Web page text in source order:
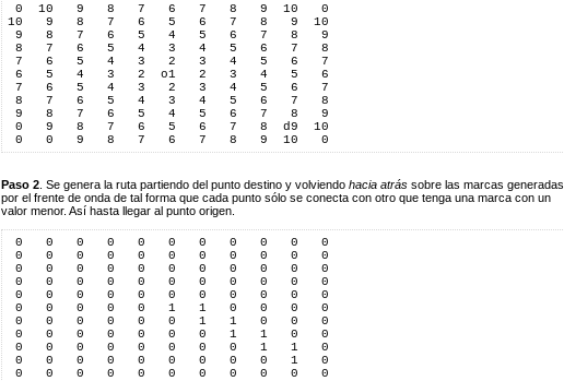
0  10   9   8   7   6   7   8   9  10   0
10   9   8   7   6   5   6   7   8   9  10
9   8   7   6   5   4   5   6   7   8   9
8   7   6   5   4   3   4   5   6   7   8
7   6   5   4   3   2   3   4   5   6   7
6   5   4   3   2  o1   2   3   4   5   6
7   6   5   4   3   2   3   4   5   6   7
8   7   6   5   4   3   4   5   6   7   8
9   8   7   6   5   4   5   6   7   8   9
0   9   8   7   6   5   6   7   8  d9  10
0   0   9   8   7   6   7   8   9  10   0
Paso 2. Se genera la ruta partiendo del punto destino y volviendo hacia atrássobre las marcas generadas
por el frente de onda de tal forma que cada punto sólo se conecta con otro que tenga una marca con un
valor menor. Así hasta llegar al punto origen.
0   0   0   0   0   0   0   0   0   0   0
0   0   0   0   0   0   0   0   0   0   0
0   0   0   0   0   0   0   0   0   0   0
0   0   0   0   0   0   0   0   0   0   0
0   0   0   0   0   0   0   0   0   0   0
0   0   0   0   0   1   1   0   0   0   0
0   0   0   0   0   0   1   1   0   0   0
0   0   0   0   0   0   0   1   1   0   0
0   0   0   0   0   0   0   0   1   1   0
0   0   0   0   0   0   0   0   0   1   0
0   0   0   0   0   0   0   0   0   0   0